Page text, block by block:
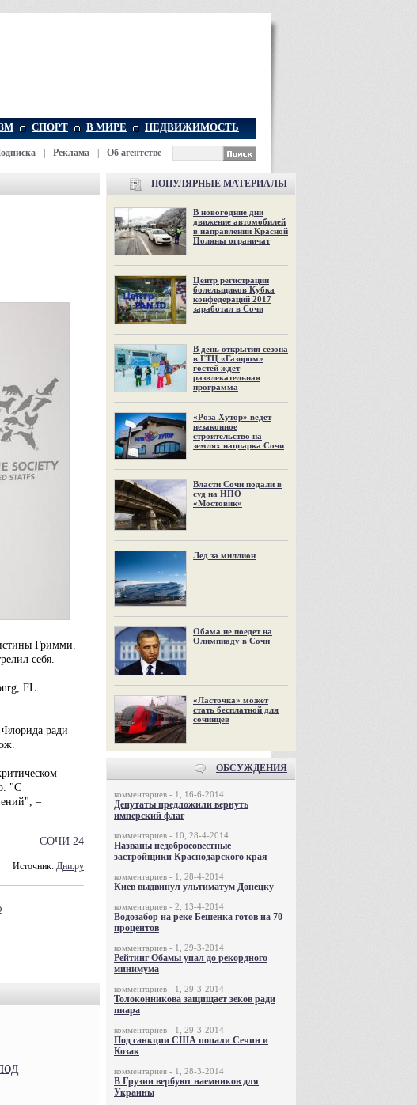
СПОРТ В МИРЕ НЕДВИЖИМОСТЬ
Реклама Об агентстве
Гримми.
себя.
FL
ради
"С
–
СОЧИ 24
Источник: Дни.ру
ПОПУЛЯРНЫЕ МАТЕРИАЛЫ
В новогодние дни
движение автомобилей
в направлении Красной
Поляны ограничат
Центр регистрации
болельщиков Кубка
конфедераций 2017
заработал в Сочи
В день открытия сезона
в ГТЦ «Газпром»
гостей ждет
развлекательная
программа
«Роза Хутор» ведет
незаконное
строительство на
землях нацпарка Сочи
Власти Сочи подали в
суд на НПО
«Мостовик»
Лед за миллион
Обама не поедет на
Олимпиаду в Сочи
«Ласточка» может
стать бесплатной для
сочинцев
ОБСУЖДЕНИЯ
комментариев - 1, 16-6-2014
Депутаты предложили вернуть
имперский флаг
комментариев - 10, 28-4-2014
Названы недобросовестные
застройщики Краснодарского края
комментариев - 1, 28-4-2014
Киев выдвинул ультиматум Донецку
комментариев - 2, 13-4-2014
Водозабор на реке Бешенка готов на 70
процентов
комментариев - 1, 29-3-2014
Рейтинг Обамы упал до рекордного
минимума
комментариев - 1, 29-3-2014
Толоконникова защищает зеков ради
пиара
комментариев - 1, 29-3-2014
Под санкции США попали Сечин и
Козак
комментариев - 1, 28-3-2014
В Грузии вербуют наемников для
Украины